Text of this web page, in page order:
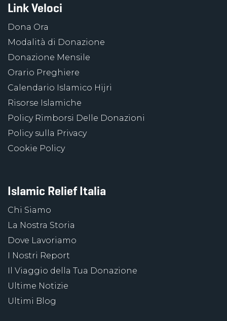
Link Veloci
Dona Ora
Modalità di Donazione
Donazione Mensile
Orario Preghiere
Calendario Islamico Hijri
Risorse Islamiche
Policy Rimborsi Delle Donazioni
Policy sulla Privacy
Cookie Policy
Islamic Relief Italia
Chi Siamo
La Nostra Storia
Dove Lavoriamo
I Nostri Report
Il Viaggio della Tua Donazione
Ultime Notizie
Ultimi Blog